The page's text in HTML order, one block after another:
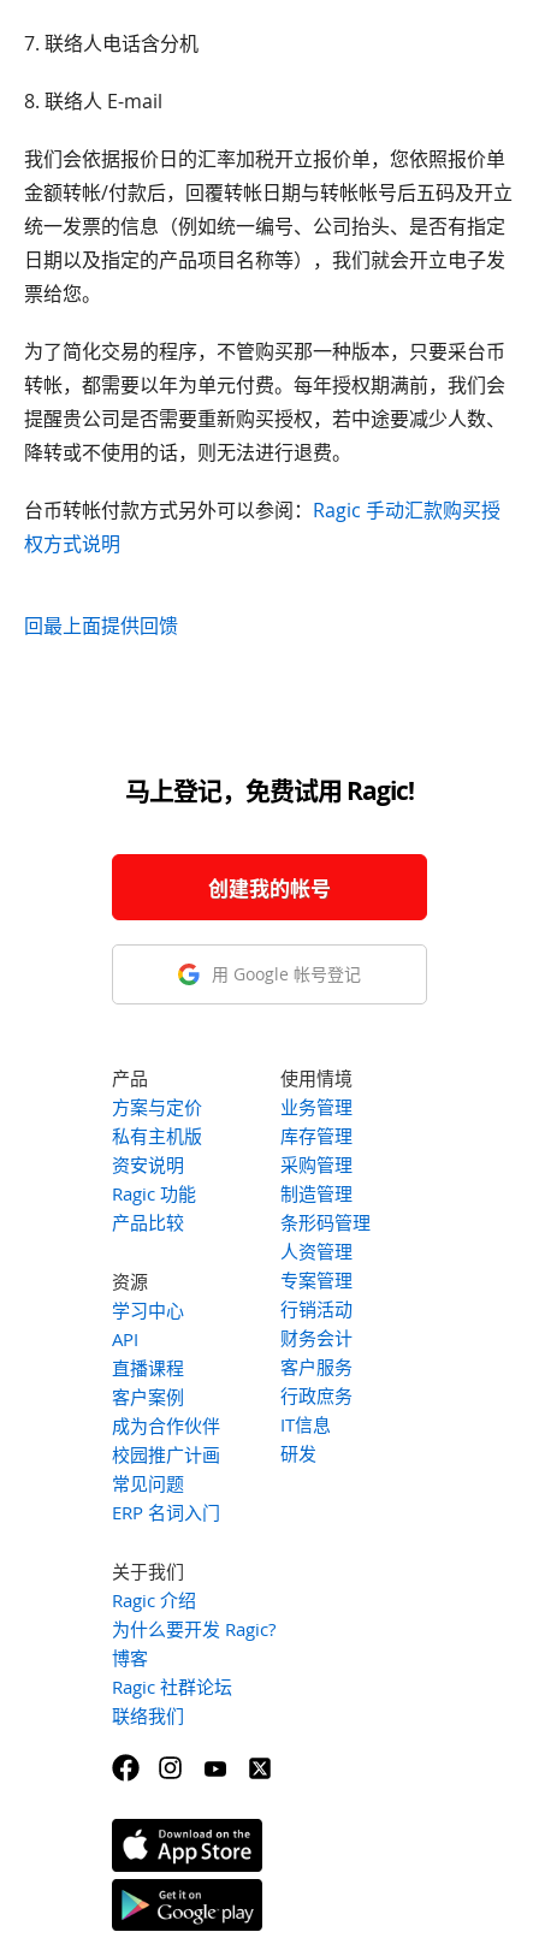
7. 联络人电话含分机
8. 联络人 E-mail
我们会依据报价日的汇率加税开立报价单，您依照报价单
金额转帐/付款后，回覆转帐日期与转帐帐号后五码及开立
统一发票的信息（例如统一编号、公司抬头、是否有指定
日期以及指定的产品项目名称等），我们就会开立电子发
票给您。
为了简化交易的程序，不管购买那一种版本，只要采台币
转帐，都需要以年为单元付费。每年授权期满前，我们会
提醒贵公司是否需要重新购买授权，若中途要减少人数、
降转或不使用的话，则无法进行退费。
台币转帐付款方式另外可以参阅： Ragic 手动汇款购买授
权方式说明
回最上面提供回馈
马上登记，免费试用 Ragic!
创建我的帐号
用 Google 帐号登记
产品
方案与定价
私有主机版
资安说明
Ragic 功能
产品比较
资源
学习中心
API
直播课程
客户案例
成为合作伙伴
校园推广计画
常见问题
ERP 名词入门
使用情境
业务管理
库存管理
采购管理
制造管理
条形码管理
人资管理
专案管理
行销活动
财务会计
客户服务
行政庶务
IT信息
研发
关于我们
Ragic 介绍
为什么要开发 Ragic?
博客
Ragic 社群论坛
联络我们